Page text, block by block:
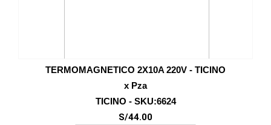
TERMOMAGNETICO 2X10A 220V - TICINO
x Pza
TICINO - SKU:6624
S/44.00